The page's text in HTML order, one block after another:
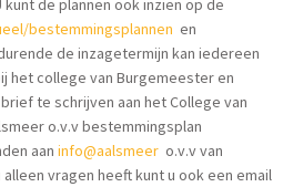
de plannen ook inzien op de
bestemmingsplannen en
de inzagetermijn kan iedereen
het college van Burgemeester en
te schrijven aan het College van
o.v.v bestemmingsplan
aaninfo@aalsmeer o.v.v van
vragen heeft kunt u ook een email